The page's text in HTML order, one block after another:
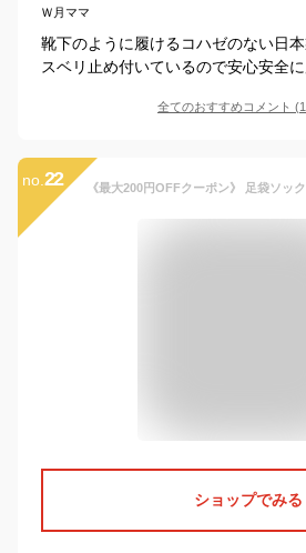
Ｗ月ママ
靴下のように履けるコハゼのない日
スベリ止め付いているので安心安全に
全てのおすすめコメント (1
no. 22
ショップでみる